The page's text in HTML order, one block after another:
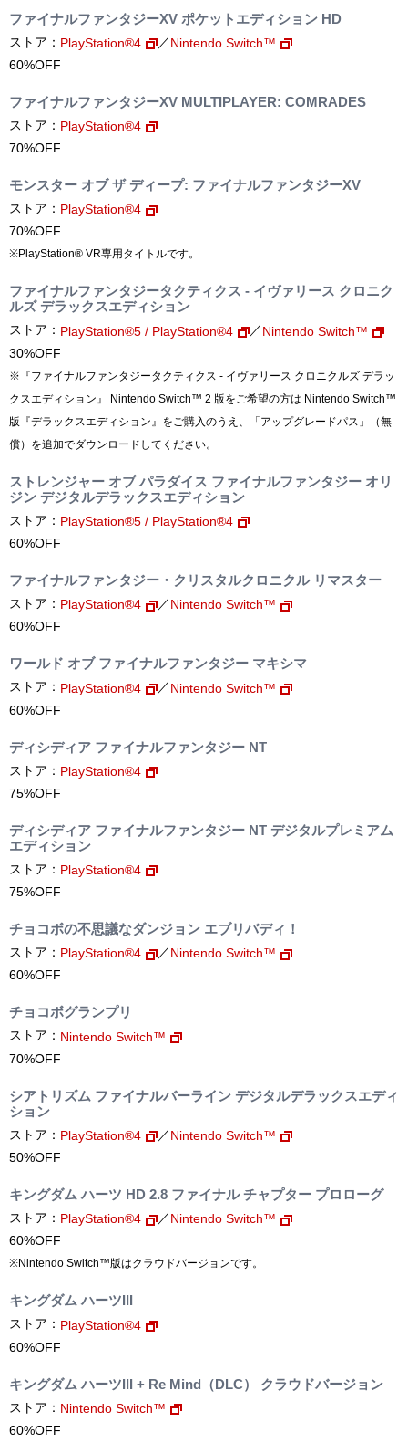
ファイナルファンタジーXV ポケットエディション HD
ストア： PlayStation®4 ／Nintendo Switch™
60%OFF
ファイナルファンタジーXV MULTIPLAYER: COMRADES
ストア： PlayStation®4
70%OFF
モンスター オブ ザ ディープ: ファイナルファンタジーXV
ストア： PlayStation®4
70%OFF
※PlayStation® VR専用タイトルです。
ファイナルファンタジータクティクス - イヴァリース クロニク
ルズ デラックスエディション
ストア： PlayStation®5 / PlayStation®4 ／Nintendo Switch™
30%OFF
※『ファイナルファンタジータクティクス - イヴァリース クロニクルズ デラッ
クスエディション』 Nintendo Switch™ 2 版をご希望の方は Nintendo Switch™
版『デラックスエディション』をご購入のうえ、「アップグレードパス」（無
償）を追加でダウンロードしてください。
ストレンジャー オブ パラダイス ファイナルファンタジー オリ
ジン デジタルデラックスエディション
ストア： PlayStation®5 / PlayStation®4
60%OFF
ファイナルファンタジー・クリスタルクロニクル リマスター
ストア： PlayStation®4 ／Nintendo Switch™
60%OFF
ワールド オブ ファイナルファンタジー マキシマ
ストア： PlayStation®4 ／Nintendo Switch™
60%OFF
ディシディア ファイナルファンタジー NT
ストア： PlayStation®4
75%OFF
ディシディア ファイナルファンタジー NT デジタルプレミアム
エディション
ストア： PlayStation®4
75%OFF
チョコボの不思議なダンジョン エブリバディ！
ストア： PlayStation®4 ／Nintendo Switch™
60%OFF
チョコボグランプリ
ストア： Nintendo Switch™
70%OFF
シアトリズム ファイナルバーライン デジタルデラックスエディ
ション
ストア： PlayStation®4 ／Nintendo Switch™
50%OFF
キングダム ハーツ HD 2.8 ファイナル チャプター プロローグ
ストア： PlayStation®4 ／Nintendo Switch™
60%OFF
※Nintendo Switch™版はクラウドバージョンです。
キングダム ハーツIII
ストア： PlayStation®4
60%OFF
キングダム ハーツIII + Re Mind（DLC） クラウドバージョン
ストア： Nintendo Switch™
60%OFF